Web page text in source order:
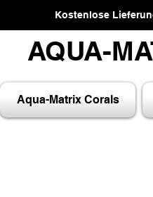
Kostenlose
AQUA-
AQUA-
Aqua-Matrix Corals